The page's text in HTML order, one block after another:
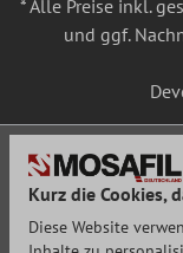
* Alle Preise inkl.
und ggf.
Kurz die Cookies,
Diese Website